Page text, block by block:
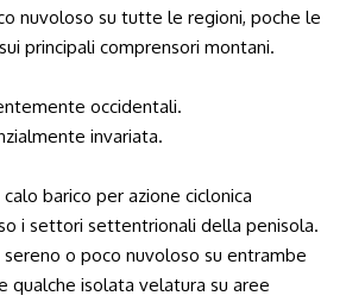
nuvoloso su tutte le regioni, poche le
principali comprensori montani.
occidentali.
invariata.
barico per azione ciclonica
i settori settentrionali della penisola.
o poco nuvoloso su entrambe
qualche isolata velatura su aree